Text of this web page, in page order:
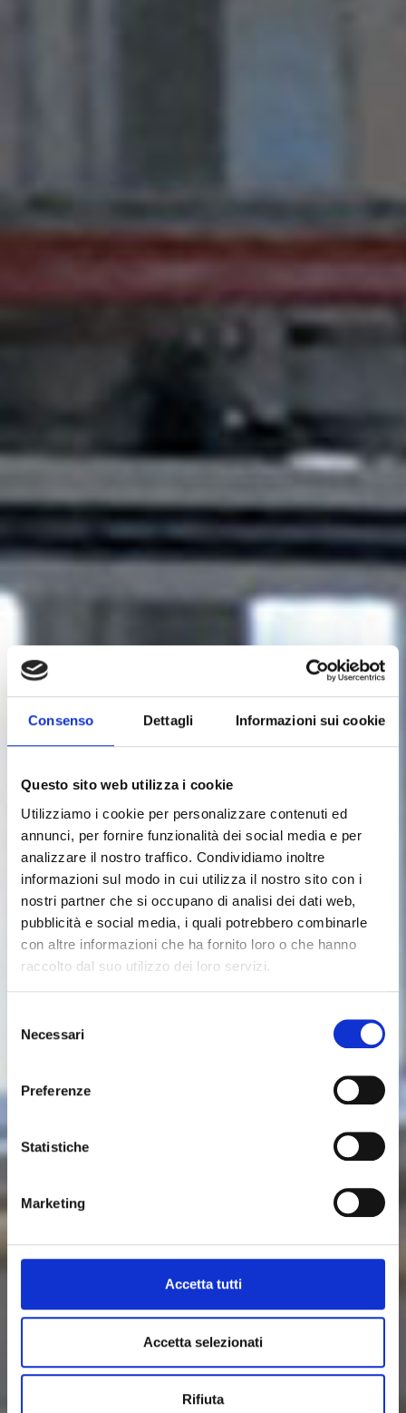
Consenso Dettagli Informazioni sui cookie
Questo sito web utilizza i cookie
Utilizziamo i cookie per personalizzare contenuti ed
annunci, per fornire funzionalità dei social media e per
analizzare il nostro traffico. Condividiamo inoltre
informazioni sul modo in cui utilizza il nostro sito con i
nostri partner che si occupano di analisi dei dati web,
pubblicità e social media, i quali potrebbero combinarle
con altre informazioni che ha fornito loro o che hanno
raccolto dal suo utilizzo dei loro servizi.
delNecessari
Preferenze
Statistiche
Marketing
Accetta tutti
Accetta selezionati
Rifiuta
Quality Controls
ISO40X
The ISO40X system performs an accurate on-line
surface density analysis (weight per surface unit)
along the cross section of the mat being examined.
It is also possible to measure lengthways, selecting
a point on the mat where the scanner can be
destructive testing techniques. The solid state
ray receivers, consents rapid measurement data
scanning speed with respect to standard systems.
Proudly made by